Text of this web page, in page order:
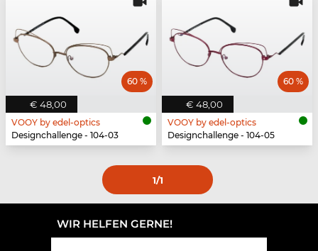
€ 48,00
60 %
VOOY by edel-optics
Designchallenge - 104-03
€ 48,00
60 %
VOOY by edel-optics
Designchallenge - 104-05
1/1
WIR HELFEN GERNE!